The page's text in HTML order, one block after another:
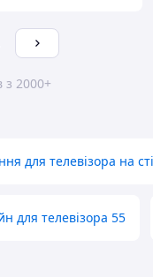
з 2000+
для телевізора на
для телевізора 55